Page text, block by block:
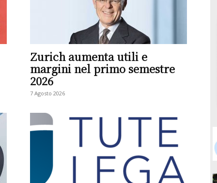
Zurich aumenta utili e
margini nel primo semestre
2026
7 Agosto 2026